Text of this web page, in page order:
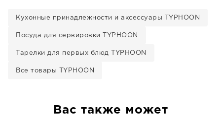
Кухонные принадлежности и аксессуары TYPHOON
Посуда для сервировки TYPHOON
Тарелки для первых блюд TYPHOON
Все товары TYPHOON
Вас также может